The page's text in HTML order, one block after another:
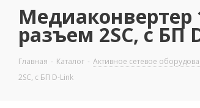
Медиаконвертер
разъем 2SC, c БП
Главная - Каталог - Активное сетевое
2SC, c БП D-Link